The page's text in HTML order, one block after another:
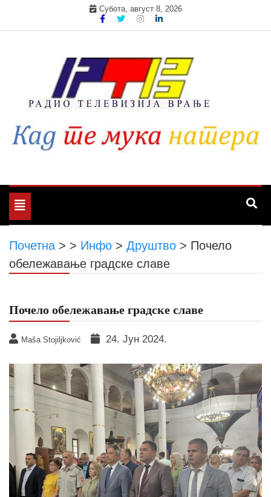
Субота, август 8, 2026
Toggle
navigation
Почетна > > Инфо > Друштво > Почело
обележавање градске славе
Почело обележавање градске славе
Maša Stojiljković 24. Јун 2024.